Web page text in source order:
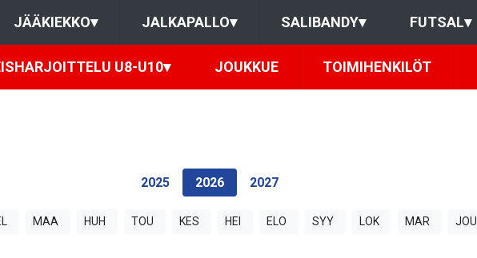
JÄÄKIEKKO▾ JALKAPALLO▾ SALIBANDY▾ FUTSAL▾
U8-U10▾ JOUKKUE TOIMIHENKILÖT
2025 2026 2027
MAA HUH TOU KES HEI ELO SYY LOK MAR JOU